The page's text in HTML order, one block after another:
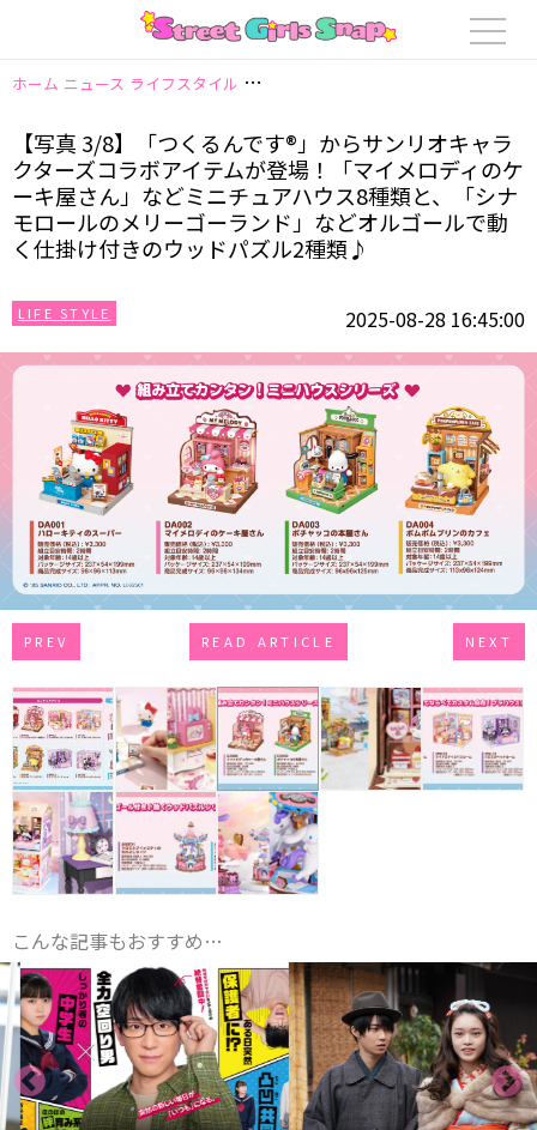
ホーム ニュース ライフスタイル 【写真 3/8】「つくるんです®」からサ
【写真 3/8】「つくるんです®」からサンリオキャラ
クターズコラボアイテムが登場！「マイメロディのケ
ーキ屋さん」などミニチュアハウス8種類と、「シナ
モロールのメリーゴーランド」などオルゴールで動
く仕掛け付きのウッドパズル2種類♪
LIFE STYLE 2025-08-28 16:45:00
PREV READ ARTICLE NEXT
こんな記事もおすすめ…